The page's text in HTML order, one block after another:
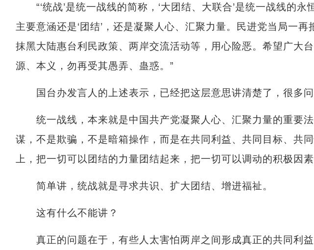
“‘统战’是统一战线的简称，‘大团结、大联合’是统一战线的永
主要意涵还是‘团结’，还是凝聚人心、汇聚力量。民进党当局一再
抹黑大陆惠台利民政策、两岸交流活动等，用心险恶。希望广大台
源、本义，勿再受其愚弄、蛊惑。”
国台办发言人的上述表示，已经把这层意思讲清楚了，很多问
统一战线，本来就是中国共产党凝聚人心、汇聚力量的重要法
谋，不是欺骗，不是暗箱操作，而是在共同利益、共同目标、共
上，把一切可以团结的力量团结起来，把一切可以调动的积极因素
简单讲，统战就是寻求共识、扩大团结、增进福祉。
这有什么不能讲？
真正的问题在于，有些人太害怕两岸之间形成真正的共同利益